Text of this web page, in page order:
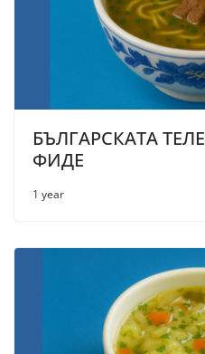
БЪЛГАРСКАТА
ФИДЕ
1 year